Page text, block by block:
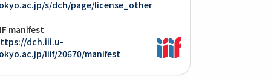
s/dch/page/license_other
manifest
dch.iii.u-
iiif/20670/manifest